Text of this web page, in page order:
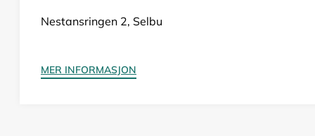
Nestansringen 2, Selbu
MER INFORMASJON